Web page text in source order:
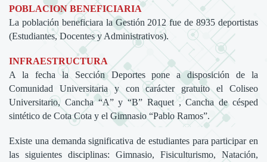
POBLACION BENEFICIARIA
La población beneficiara la Gestión 2012 fue de 8935 deportistas
(Estudiantes, Docentes y Administrativos).
INFRAESTRUCTURA
A la fecha la Sección Deportes pone a disposición de la
Comunidad Universitaria y con carácter gratuito el Coliseo
Universitario, Cancha “A” y “B” Raquet , Cancha de césped
sintético de Cota Cota y el Gimnasio “Pablo Ramos”.
Existe una demanda significativa de estudiantes para participar en
las siguientes disciplinas: Gimnasio, Fisiculturismo, Natación,